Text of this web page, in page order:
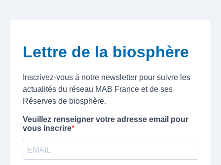
Lettre de la biosphère
Inscrivez-vous à notre newsletter pour suivre les
actualités du réseau MAB France et de ses
Réserves de biosphère.
Veuillez renseigner votre adresse email pour
vous inscrire